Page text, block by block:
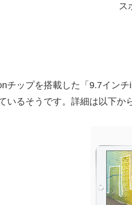
ス
チップを搭載した「9.7イン
いるそうです。詳細は以下から